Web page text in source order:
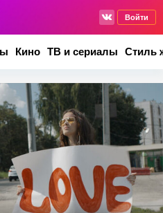
Войти
Кино ТВ и сериалы Стиль